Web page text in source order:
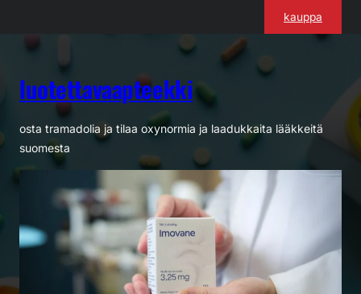
kauppa
luotettavaapteekki
osta tramadolia ja tilaa oxynormia ja laadukkaita lääkkeitä
suomesta